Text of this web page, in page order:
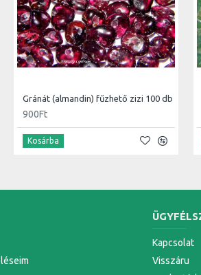
Gránát (almandin) fűzhető zizi 100 db
900Ft
Kosárba
Kapcsolat
Visszáru